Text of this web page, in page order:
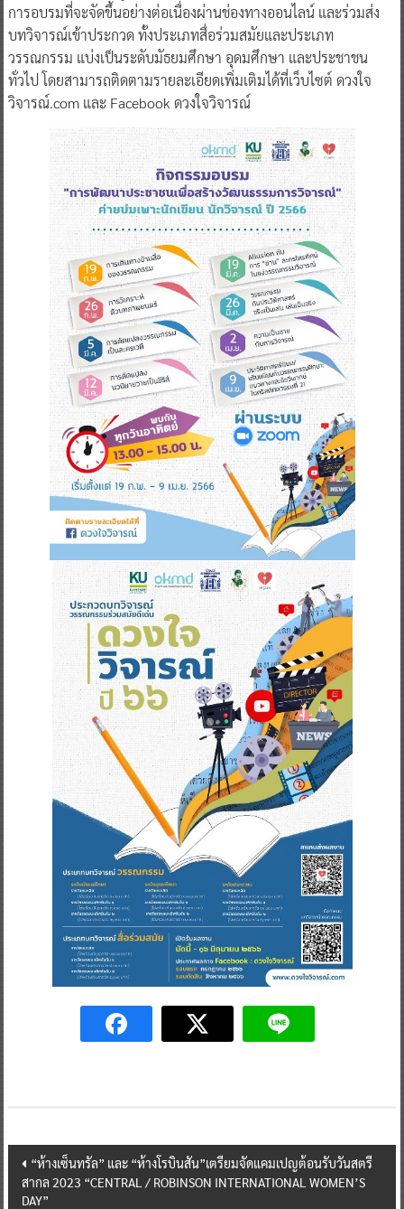
การอบรมที่จะจัดขึ้นอย่างต่อเนื่องผ่านช่องทางออนไลน์ และร่วมส่ง
บทวิจารณ์เข้าประกวด ทั้งประเภทสื่อร่วมสมัยและประเภท
วรรณกรรม แบ่งเป็นระดับมัธยมศึกษา อุดมศึกษา และประชาชน
ทั่วไป โดยสามารถติดตามรายละเอียดเพิ่มเติมได้ที่เว็บไซต์ ดวงใจ
วิจารณ์.com และ Facebook ดวงใจวิจารณ์
Post
navigation
“ห้างเซ็นทรัล” และ “ห้างโรบินสัน”เตรียมจัดแคมเปญต้อนรับวันสตรี
สากล 2023 “CENTRAL / ROBINSON INTERNATIONAL WOMEN’S
DAY”